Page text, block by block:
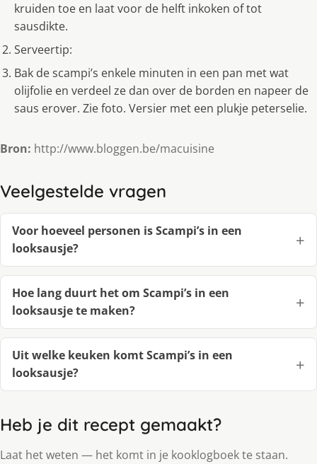
kruiden toe en laat voor de helft inkoken of tot
sausdikte.
Serveertip:
Bak de scampi’s enkele minuten in een pan met wat
olijfolie en verdeel ze dan over de borden en napeer de
saus erover. Zie foto. Versier met een plukje peterselie.
Bron: http://www.bloggen.be/macuisine
Veelgestelde vragen
Voor hoeveel personen is Scampi’s in een
looksausje?
Hoe lang duurt het om Scampi’s in een
looksausje te maken?
Uit welke keuken komt Scampi’s in een
looksausje?
Heb je dit recept gemaakt?
Laat het weten — het komt in je kooklogboek te staan.